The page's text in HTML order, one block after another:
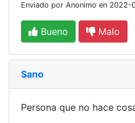
Enviado por Anonimo en
Bueno Malo
Sano
Persona que no hace